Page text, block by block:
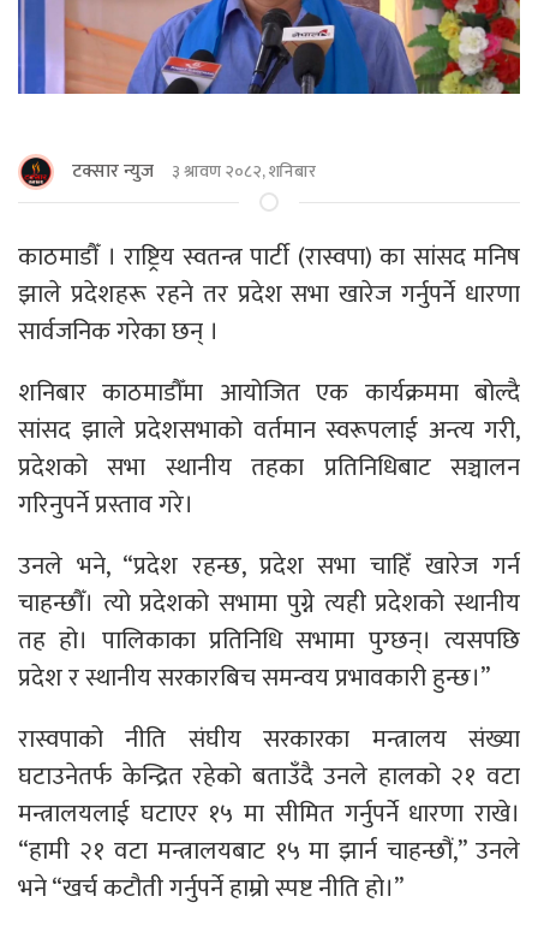
टक्सार न्युज ३ श्रावण २०८२, शनिबार
काठमाडौँ । राष्ट्रिय स्वतन्त्र पार्टी (रास्वपा) का सांसद मनिष
झाले प्रदेशहरू रहने तर प्रदेश सभा खारेज गर्नुपर्ने धारणा
सार्वजनिक गरेका छन् ।
शनिबार काठमाडाैँमा आयोजित एक कार्यक्रममा बोल्दै
सांसद झाले प्रदेशसभाको वर्तमान स्वरूपलाई अन्त्य गरी,
प्रदेशको सभा स्थानीय तहका प्रतिनिधिबाट सञ्चालन
गरिनुपर्ने प्रस्ताव गरे।
उनले भने, “प्रदेश रहन्छ, प्रदेश सभा चाहिँ खारेज गर्न
चाहन्छौँ। त्यो प्रदेशको सभामा पुग्ने त्यही प्रदेशको स्थानीय
तह हो। पालिकाका प्रतिनिधि सभामा पुग्छन्। त्यसपछि
प्रदेश र स्थानीय सरकारबिच समन्वय प्रभावकारी हुन्छ।”
रास्वपाको नीति संघीय सरकारका मन्त्रालय संख्या
घटाउनेतर्फ केन्द्रित रहेको बताउँदै उनले हालको २१ वटा
मन्त्रालयलाई घटाएर १५ मा सीमित गर्नुपर्ने धारणा राखे।
“हामी २१ वटा मन्त्रालयबाट १५ मा झार्न चाहन्छौं,” उनले
भने “खर्च कटौती गर्नुपर्ने हाम्रो स्पष्ट नीति हो।”